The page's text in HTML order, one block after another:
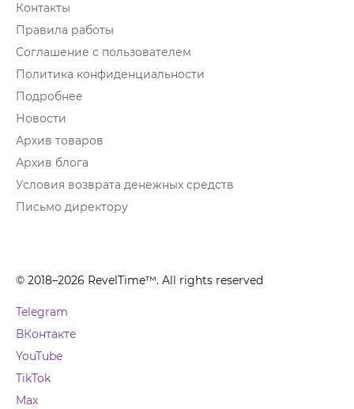
Контакты
Правила работы
Соглашение с пользователем
Политика конфиденциальности
Подробнее
Новости
Архив товаров
Архив блога
Условия возврата денежных средств
Письмо директору
© 2018–2026 RevelTime™. All rights reserved
Telegram
ВКонтакте
YouTube
TikTok
Max